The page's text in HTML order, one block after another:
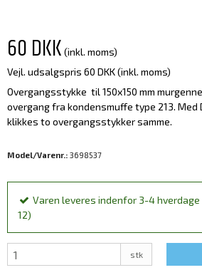
60 DKK (inkl. moms)
Vejl. udsalgspris 60 DKK(inkl. moms)
Overgangsstykke til 150x150 mm
overgang fra kondensmuffe type 213.
klikkes to overgangsstykker samme.
Model/Varenr.: 3698537
Varen leveres indenfor 3-4 hverdage
12)
stk